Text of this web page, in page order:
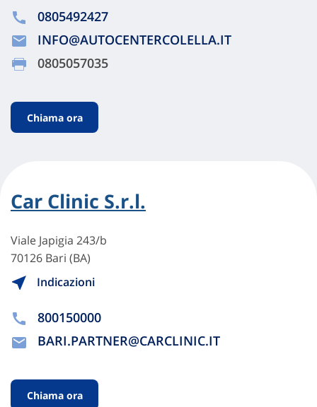
0805492427
INFO@AUTOCENTERCOLELLA.IT
0805057035
Chiama ora
Car Clinic S.r.l.
Viale Japigia 243/b
70126 Bari (BA)
Indicazioni
800150000
BARI.PARTNER@CARCLINIC.IT
Chiama ora